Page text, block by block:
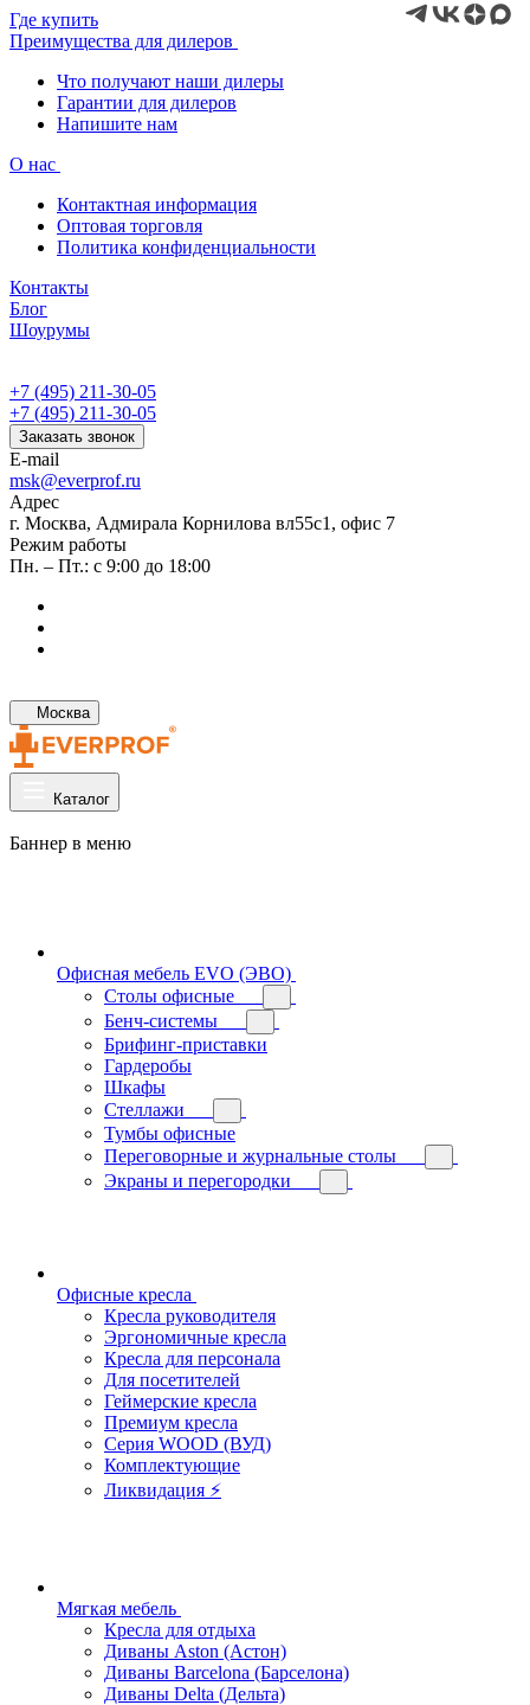
Где купить
Преимущества для дилеров
Что получают наши дилеры
Гарантии для дилеров
Напишите нам
О нас
Контактная информация
Оптовая торговля
Политика конфиденциальности
Контакты
Блог
Шоурумы
+7 (495) 211-30-05
+7 (495) 211-30-05
Заказать звонок
E-mail
msk@everprof.ru
Адрес
г. Москва, Адмирала Корнилова вл55с1, офис 7
Режим работы
Пн. – Пт.: с 9:00 до 18:00
Москва
Каталог
Баннер в меню
Офисная мебель EVO (ЭВО)
Cтолы офисные
Бенч-системы
Брифинг-приставки
Гардеробы
Шкафы
Стеллажи
Тумбы офисные
Переговорные и журнальные столы
Экраны и перегородки
Офисные кресла
Кресла руководителя
Эргономичные кресла
Кресла для персонала
Для посетителей
Геймерские кресла
Премиум кресла
Серия WOOD (ВУД)
Комплектующие
Ликвидация ⚡
Мягкая мебель
Кресла для отдыха
Диваны Aston (Астон)
Диваны Barcelona (Барселона)
Диваны Delta (Дельта)